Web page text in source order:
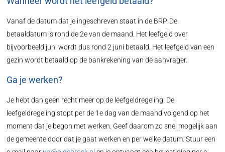
Vanaf de datum dat je ingeschreven staat in de BRP. De
betaaldatum is rond de 2e van de maand. Het leefgeld over
bijvoorbeeld juni wordt dus rond 2 juni betaald. Het leefgeld van een
gezin wordt betaald op de bankrekening van de aanvrager.
Ga je werken?
Je hebt dan geen recht meer op de leefgeldregeling. De
leefgeldregeling stopt per de 1e dag van de maand volgend op het
moment dat je begon met werken. Geef daarom zo snel mogelijk aan
de gemeente door dat je gaat werken en per welke datum. Stuur een